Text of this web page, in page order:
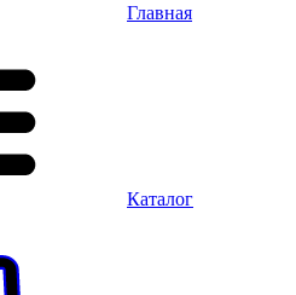
Главная
Каталог